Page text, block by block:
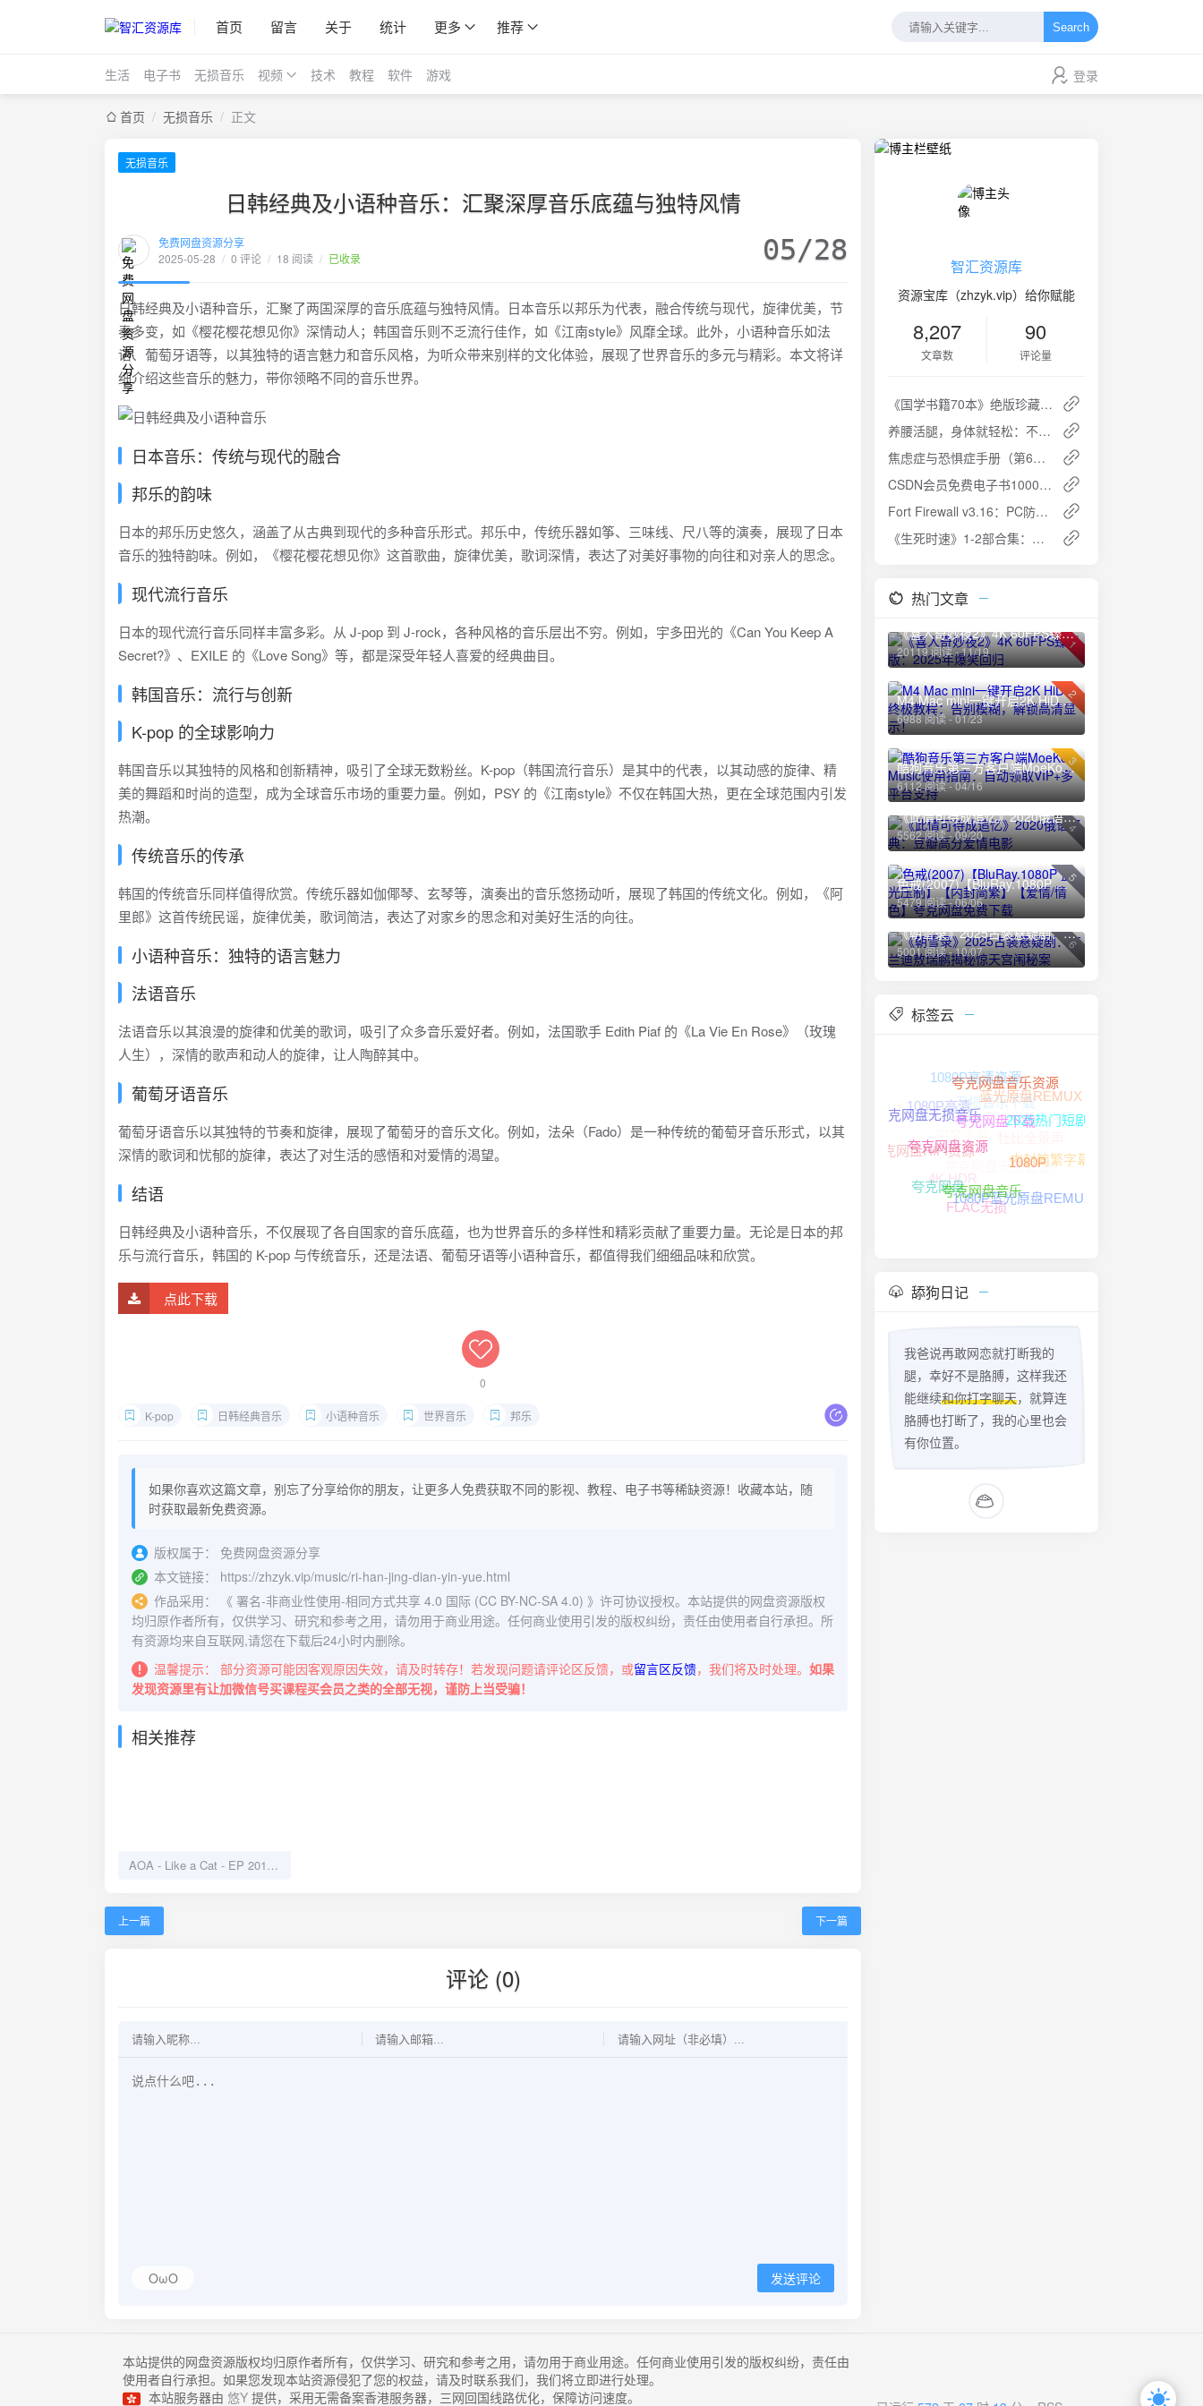
首页 留言 关于 统计 更多 推荐 Search
生活 电子书 无损音乐 视频 技术 教程 软件 游戏 登录
首页 / 无损音乐 / 正文
无损音乐
日韩经典及小语种音乐：汇聚深厚音乐底蕴与独特风情
免费网盘资源分享
2025-05-28 / 0 评论 / 18 阅读 / 已收录 05/28
日韩经典及小语种音乐，汇聚了两国深厚的音乐底蕴与独特风情。日本音乐以邦乐为代表，融合传统与现代，旋律优美，节
奏多变，如《樱花樱花想见你》深情动人；韩国音乐则不乏流行佳作，如《江南style》风靡全球。此外，小语种音乐如法
语、葡萄牙语等，以其独特的语言魅力和音乐风格，为听众带来别样的文化体验，展现了世界音乐的多元与精彩。本文将详
细介绍这些音乐的魅力，带你领略不同的音乐世界。
日本音乐：传统与现代的融合
邦乐的韵味
日本的邦乐历史悠久，涵盖了从古典到现代的多种音乐形式。邦乐中，传统乐器如筝、三味线、尺八等的演奏，展现了日本
音乐的独特韵味。例如，《樱花樱花想见你》这首歌曲，旋律优美，歌词深情，表达了对美好事物的向往和对亲人的思念。
现代流行音乐
日本的现代流行音乐同样丰富多彩。从 J-pop 到 J-rock，各种风格的音乐层出不穷。例如，宇多田光的《Can You Keep A
Secret?》、EXILE 的《Love Song》等，都是深受年轻人喜爱的经典曲目。
韩国音乐：流行与创新
K-pop 的全球影响力
韩国音乐以其独特的风格和创新精神，吸引了全球无数粉丝。K-pop（韩国流行音乐）是其中的代表，以其动感的旋律、精
美的舞蹈和时尚的造型，成为全球音乐市场的重要力量。例如，PSY 的《江南style》不仅在韩国大热，更在全球范围内引发
热潮。
传统音乐的传承
韩国的传统音乐同样值得欣赏。传统乐器如伽倻琴、玄琴等，演奏出的音乐悠扬动听，展现了韩国的传统文化。例如，《阿
里郎》这首传统民谣，旋律优美，歌词简洁，表达了对家乡的思念和对美好生活的向往。
小语种音乐：独特的语言魅力
法语音乐
法语音乐以其浪漫的旋律和优美的歌词，吸引了众多音乐爱好者。例如，法国歌手 Edith Piaf 的《La Vie En Rose》（玫瑰
人生），深情的歌声和动人的旋律，让人陶醉其中。
葡萄牙语音乐
葡萄牙语音乐以其独特的节奏和旋律，展现了葡萄牙的音乐文化。例如，法朵（Fado）是一种传统的葡萄牙音乐形式，以其
深情的歌词和忧郁的旋律，表达了对生活的感悟和对爱情的渴望。
结语
日韩经典及小语种音乐，不仅展现了各自国家的音乐底蕴，也为世界音乐的多样性和精彩贡献了重要力量。无论是日本的邦
乐与流行音乐，韩国的 K-pop 与传统音乐，还是法语、葡萄牙语等小语种音乐，都值得我们细细品味和欣赏。
点此下载
0
K-pop 日韩经典音乐 小语种音乐 世界音乐 邦乐
如果你喜欢这篇文章，别忘了分享给你的朋友，让更多人免费获取不同的影视、教程、电子书等稀缺资源！收藏本站，随
时获取最新免费资源。
版权属于：
免费网盘资源分享
本文链接：
https://zhzyk.vip/music/ri-han-jing-dian-yin-yue.html
作品采用：
《 署名-非商业性使用-相同方式共享 4.0 国际 (CC BY-NC-SA 4.0) 》许可协议授权。本站提供的网盘资源版权
均归原作者所有，仅供学习、研究和参考之用，请勿用于商业用途。任何商业使用引发的版权纠纷，责任由使用者自行承担。所
有资源均来自互联网,请您在下载后24小时内删除。
温馨提示：
部分资源可能因客观原因失效，请及时转存！若发现问题请评论区反馈，或留言区反馈，我们将及时处理。 如果
发现资源里有让加微信号买课程买会员之类的全部无视，谨防上当受骗！
相关推荐
AOA - Like a Cat - EP 2014 -ALAC
上一篇 下一篇
评论 (0)
OωO 发送评论
智汇资源库
资源宝库（zhzyk.vip）给你赋能
8,207
文章数
90
评论量
《国学书籍70本》绝版珍藏 - 中国传统文化的精髓
养腰活腿，身体就轻松：不打针不吃药，缓解腰酸腿疼 [生活时尚] [PDF+全格式]
焦虑症与恐惧症手册（第6版）：全球畅销心理自助指南
CSDN会员免费电子书1000本：编程与技术的知识宝库
Fort Firewall v3.16：PC防火墙软件，小巧而强大
《生死时速》1-2部合集：惊险刺激的特警恋曲
热门文章
1
《喜人奇妙夜2》4K 60FPS臻彩版：2025年爆笑回归
20119 阅读 - 11/19
2
M4 Mac mini一键开启2K HiDPI终极教程：告别模糊，解锁高清显示！
6988 阅读 - 01/23
3
酷狗音乐第三方客户端MoeKoe Music使用指南：自动领取VIP+多平台支持
6112 阅读 - 04/16
4
《此情可待成追忆》2020俄语经典：豆瓣高分爱情电影
5562 阅读 - 09/20
5
色戒(2007)【BluRay.1080P 蓝光压制】【内封简繁】【爱情/情色】夸克网盘免费下载
5479 阅读 - 06/06
6
《朝雪录》2025古装悬疑剧：李兰迪敖瑞鹏揭秘惊天宫闱秘案
5001 阅读 - 10/07
标签云
夸克网盘无损音乐
夸克网盘资源
夸克网盘下载
夸克网盘音乐资源
1080P高清资源
1080P高清
夸克网盘HIFI资源
夸克网盘
夸克网盘音乐
2025热门短剧
蓝光原盘REMUX
无损音乐下载
中文字幕
FLAC无损
1080P蓝光原盘REMUX
内封简繁字幕
杜比全景声
夸克网盘无损音源
舔狗日记
我爸说再敢网恋就打断我的
腿，幸好不是胳膊，这样我还
能继续和你打字聊天，就算连
胳膊也打断了，我的心里也会
有你位置。
本站提供的网盘资源版权均归原作者所有，仅供学习、研究和参考之用，请勿用于商业用途。任何商业使用引发的版权纠纷，责任由
使用者自行承担。如果您发现本站资源侵犯了您的权益，请及时联系我们，我们将立即进行处理。
本站服务器由 悠Y 提供，采用无需备案香港服务器，三网回国线路优化，保障访问速度。